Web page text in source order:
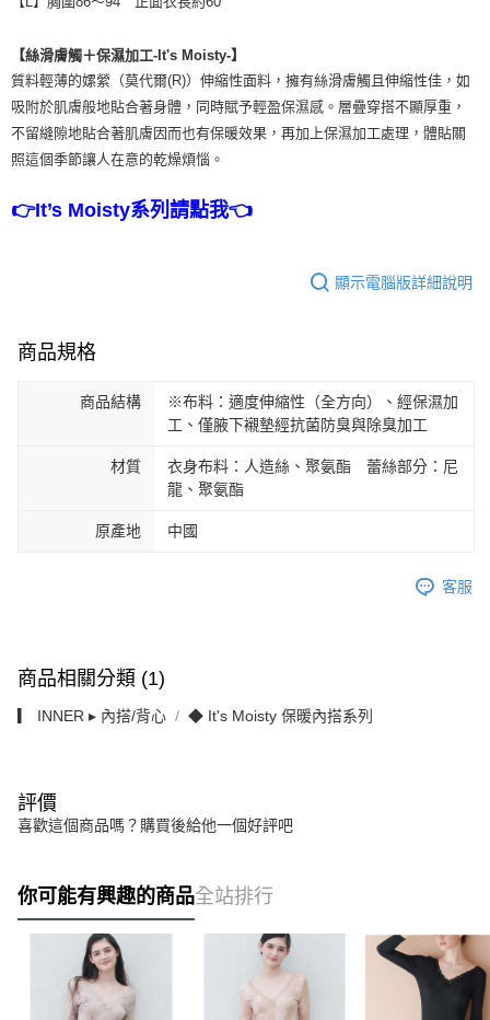
【絲滑膚觸＋保濕加工-It's Moisty-】
質料輕薄的嫘縈（莫代爾(R)）伸縮性面料，擁有絲滑膚觸且伸縮性佳，如
吸附於肌膚般地貼合著身體，同時賦予輕盈保濕感。層疊穿搭不顯厚重，
不留縫隙地貼合著肌膚因而也有保暖效果，再加上保濕加工處理，體貼關
照這個季節讓人在意的乾燥煩惱。
👉It’s Moisty系列請點我👈
顯示電腦版詳細說明
商品規格
商品結構
※布料：適度伸縮性（全方向）、經保濕加
工、僅腋下襯墊經抗菌防臭與除臭加工
材質
衣身布料：人造絲、聚氨酯 蕾絲部分：尼
龍、聚氨酯
原產地 中國
客服
商品相關分類 (1)
▎ INNER ▸ 內搭/背心 ◆ It's Moisty 保暖內搭系列
評價
喜歡這個商品嗎？購買後給他一個好評吧
你可能有興趣的商品全站排行